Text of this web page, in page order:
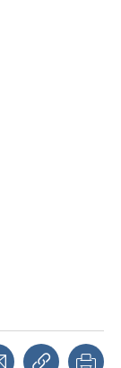
Dela via mejlKopiera länk